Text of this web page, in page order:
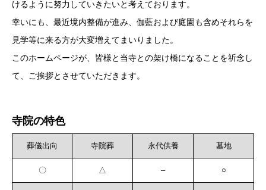
けるように努力していきたいと考えております。
幸いにも、最近境内整備が進み、伽藍および庭園も含めそれらを
見学等に来る方が大変増えてまいりました。
このホームページが、皆様と当寺との架け橋になることを祈念し
て、ご挨拶とさせていただきます。
寺院の特色
葬儀出向 寺院葬 永代供養 墓地
〇 △ – ○